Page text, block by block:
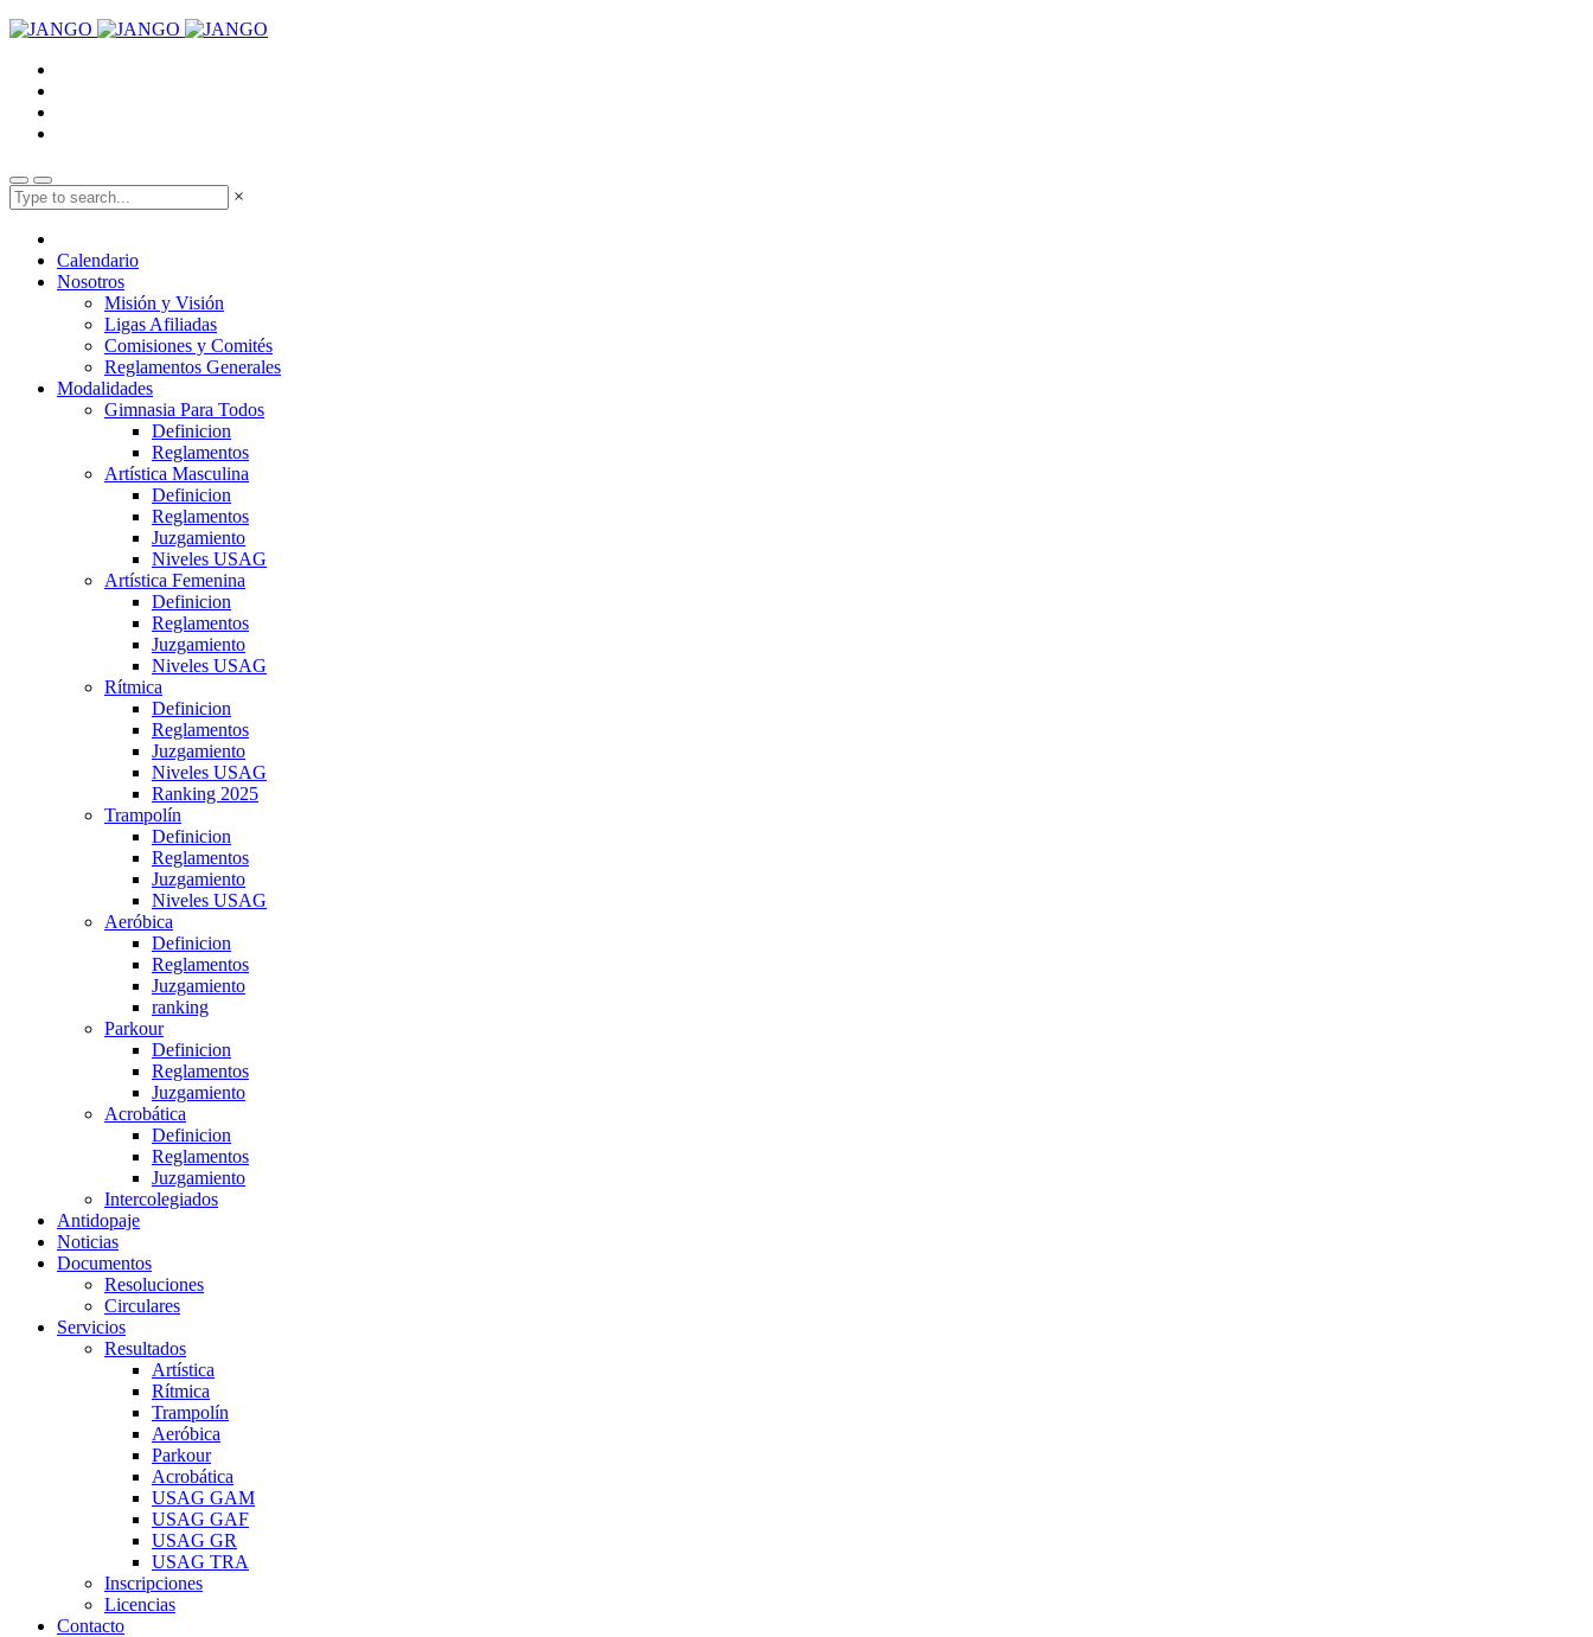
×
Calendario
Nosotros
Misión y Visión
Ligas Afiliadas
Comisiones y Comités
Reglamentos Generales
Modalidades
Gimnasia Para Todos
Definicion
Reglamentos
Artística Masculina
Definicion
Reglamentos
Juzgamiento
Niveles USAG
Artística Femenina
Definicion
Reglamentos
Juzgamiento
Niveles USAG
Rítmica
Definicion
Reglamentos
Juzgamiento
Niveles USAG
Ranking 2025
Trampolín
Definicion
Reglamentos
Juzgamiento
Niveles USAG
Aeróbica
Definicion
Reglamentos
Juzgamiento
ranking
Parkour
Definicion
Reglamentos
Juzgamiento
Acrobática
Definicion
Reglamentos
Juzgamiento
Intercolegiados
Antidopaje
Noticias
Documentos
Resoluciones
Circulares
Servicios
Resultados
Artística
Rítmica
Trampolín
Aeróbica
Parkour
Acrobática
USAG GAM
USAG GAF
USAG GR
USAG TRA
Inscripciones
Licencias
Contacto